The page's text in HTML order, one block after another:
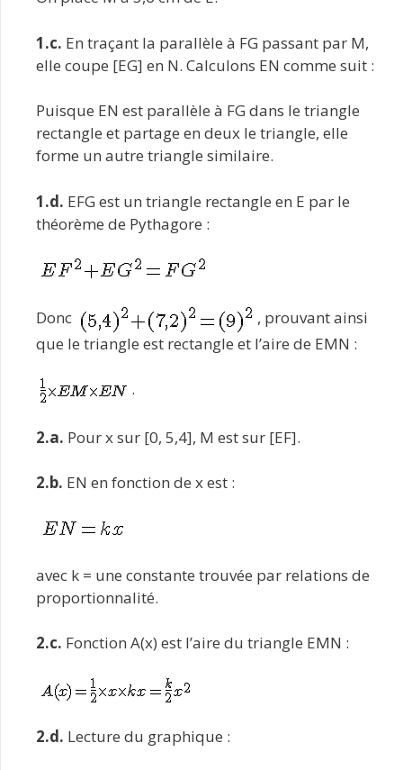
1.c. En traçant la parallèle à FG passant par M,
elle coupe [EG] en N. Calculons EN comme suit :
Puisque EN est parallèle à FG dans le triangle
rectangle et partage en deux le triangle, elle
forme un autre triangle similaire.
1.d. EFG est un triangle rectangle en E par le
théorème de Pythagore :
Donc
, prouvant ainsi
que le triangle est rectangle et l’aire de EMN :
.
2.a. Pour x sur [0, 5,4], M est sur [EF].
2.b. EN en fonction de x est :
avec k = une constante trouvée par relations de
proportionnalité.
2.c. Fonction A(x) est l’aire du triangle EMN :
2.d. Lecture du graphique :